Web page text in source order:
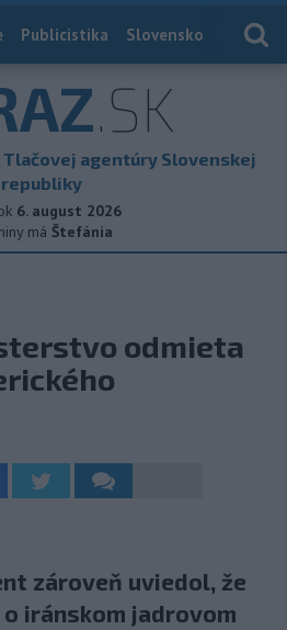
Publicistika Slovensko
.SK
agentúry Slovenskej
republiky
6. august 2026
má Štefánia
odmieta
zároveň uviedol, že
iránskom jadrovom